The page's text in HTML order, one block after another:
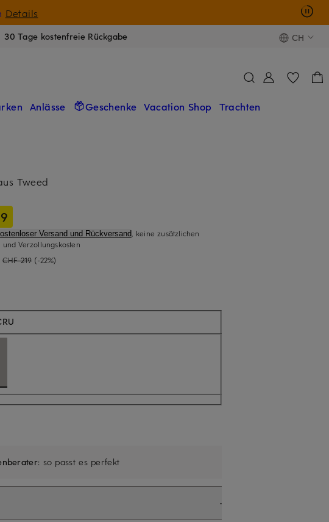
Details
30 Tage kostenfreie Rückgabe CH
Anlässe Geschenke Vacation Shop Trachten
Tweed
Versand und Rückversand, keine zusätzlichen
Verzollungskosten
CHF 219 (-22%)
: so passt es perfekt